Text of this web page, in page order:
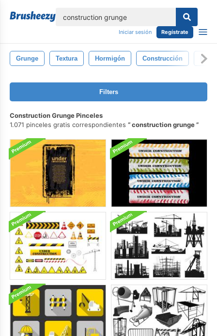
Iniciar sesión Regístrate
Grunge Textura Hormigón Construcción Pared
Filters
Construction Grunge Pinceles
1.071 pinceles gratis correspondientes
construction grunge